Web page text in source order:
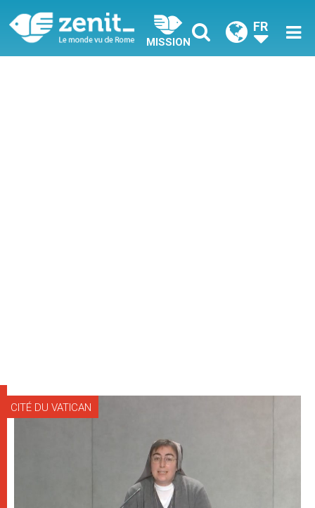
MISSION
FR
CITÉ DU VATICAN